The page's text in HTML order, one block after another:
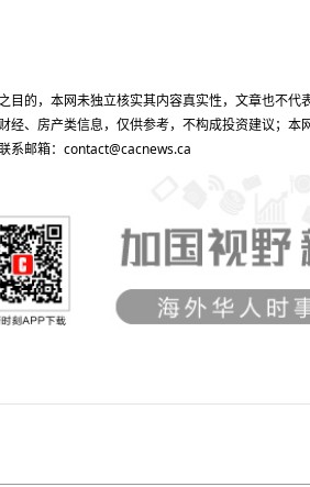
目的，本网未独立核实其内容真实性，文章也不代
经、房产类信息，仅供参考，不构成投资建议；
系邮箱：contact@cacnews.ca